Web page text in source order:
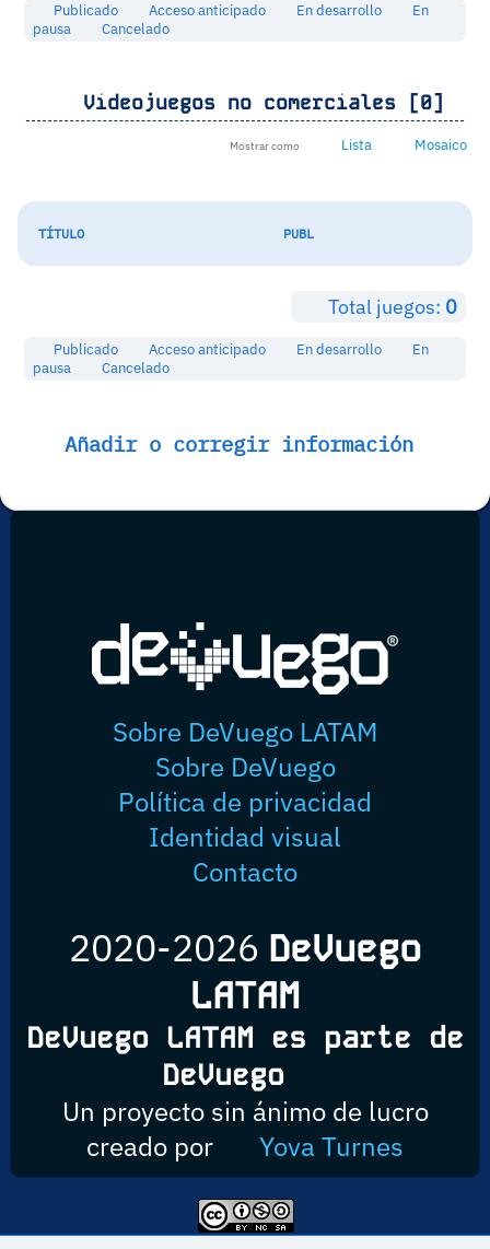
Publicado Acceso anticipado En desarrollo
En
pausa
Cancelado
Videojuegos no comerciales [0]
Mostrar como Lista Mosaico
TÍTULO PUBL
Total juegos: 0
Publicado Acceso anticipado En desarrollo
En
pausa
Cancelado
Añadir o corregir información
Sobre DeVuego LATAM
Sobre DeVuego
Política de privacidad
Identidad visual
Contacto
2020-2026 DeVuego
LATAM
DeVuego LATAM es parte de
DeVuego
Un proyecto sin ánimo de lucro
creado por
Yova Turnes
Esta obra está bajo una licencia de Creative Commons Reconocimiento-